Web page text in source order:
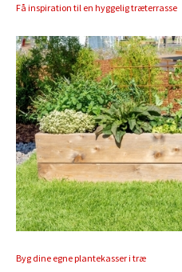
Få inspiration til en hyggelig træterrasse
Byg dine egne plantekasser i træ